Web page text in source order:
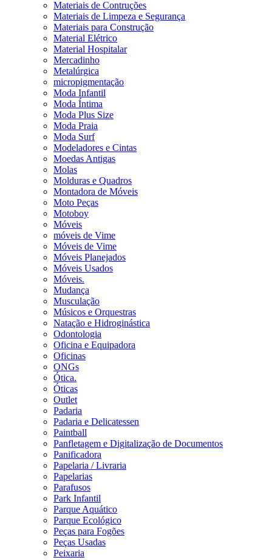
Materiais de Contruções
Materiais de Limpeza e Segurança
Materiais para Construção
Material Elétrico
Material Hospitalar
Mercadinho
Metalúrgica
micropigmentação
Moda Infantil
Moda Íntima
Moda Plus Size
Moda Praia
Moda Surf
Modeladores e Cintas
Moedas Antigas
Molas
Molduras e Quadros
Montadora de Móveis
Moto Peças
Motoboy
Móveis
móveis de Vime
Móveis de Vime
Móveis Planejados
Móveis Usados
Móveis.
Mudança
Musculação
Músicos e Orquestras
Natação e Hidroginástica
Odontologia
Oficina e Equipadora
Oficinas
ONGs
Ótica.
Óticas
Outlet
Padaria
Padaria e Delicatessen
Paintball
Panfletagem e Digitalização de Documentos
Panificadora
Papelaria / Livraria
Papelarias
Parafusos
Park Infantil
Parque Aquático
Parque Ecológico
Peças para Fogões
Peças Usadas
Peixaria